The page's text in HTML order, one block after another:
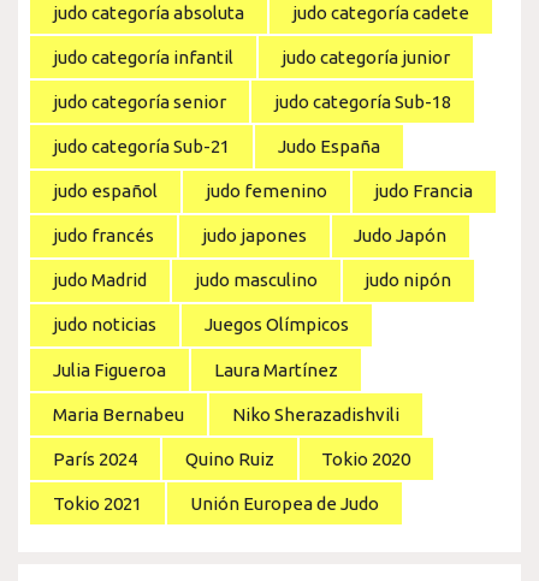
judo categoría absoluta judo categoría cadete
judo categoría infantil judo categoría junior
judo categoría senior judo categoría Sub-18
judo categoría Sub-21 Judo España
judo español judo femenino judo Francia
judo francés judo japones Judo Japón
judo Madrid judo masculino judo nipón
judo noticias Juegos Olímpicos
Julia Figueroa Laura Martínez
Maria Bernabeu Niko Sherazadishvili
París 2024 Quino Ruiz Tokio 2020
Tokio 2021 Unión Europea de Judo